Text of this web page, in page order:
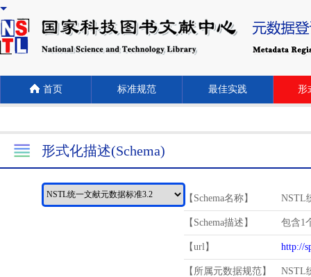
首页 标准规范 最佳实践 形
形式化描述(Schema)
【Schema名称】 NSTL
【Schema描述】 包含1
【url】 http://
【所属元数据规范】 NSTL